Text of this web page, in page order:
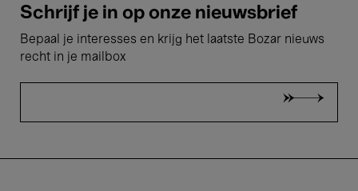
Schrijf je in op onze nieuwsbrief
Bepaal je interesses en krijg het laatste Bozar nieuws
recht in je mailbox